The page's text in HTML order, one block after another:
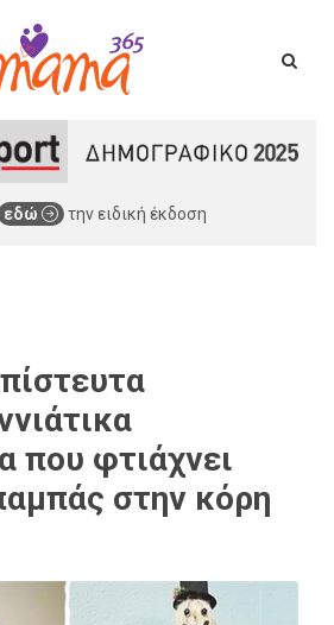
εδώ την ειδική έκδοση
που φτιάχνει
στην κόρη